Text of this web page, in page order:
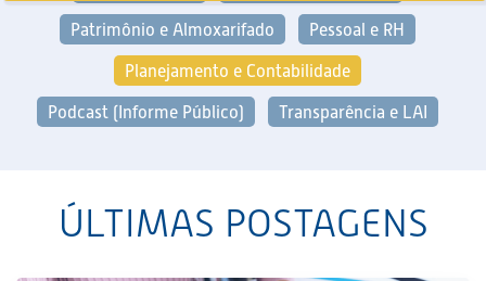
Patrimônio e Almoxarifado
Pessoal e RH
Planejamento e Contabilidade
Podcast (Informe Público)
Transparência e LAI
ÚLTIMAS POSTAGENS